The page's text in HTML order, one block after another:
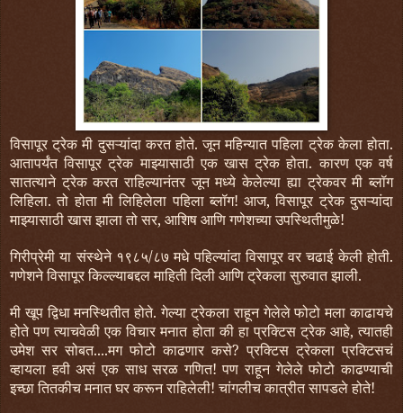
विसापूर ट्रेक मी दुसऱ्यांदा करत होते. जून महिन्यात पहिला ट्रेक केला होता.
आतापर्यंत विसापूर ट्रेक माझ्यासाठी एक खास ट्रेक होता. कारण एक वर्ष
सातत्याने ट्रेक करत राहिल्यानंतर जून मध्ये केलेल्या ह्या ट्रेकवर मी ब्लॉग
लिहिला. तो होता मी लिहिलेला पहिला ब्लॉग! आज, विसापूर ट्रेक दुसऱ्यांदा
माझ्यासाठी खास झाला तो सर, आशिष आणि गणेशच्या उपस्थितीमुळे!
गिरीप्रेमी या संस्थेने १९८५/८७ मधे पहिल्यांदा विसापूर वर चढाई केली होती.
गणेशने विसापूर किल्ल्याबद्दल माहिती दिली आणि ट्रेकला सुरुवात झाली.
मी खूप द्विधा मनस्थितीत होते. गेल्या ट्रेकला राहून गेलेले फोटो मला काढायचे
होते पण त्याचवेळी एक विचार मनात होता की हा प्रक्टिस ट्रेक आहे, त्यातही
उमेश सर सोबत....मग फोटो काढणार कसे? प्रक्टिस ट्रेकला प्रक्टिसचं
व्हायला हवी असं एक साध सरळ गणित! पण राहून गेलेले फोटो काढण्याची
इच्छा तितकीच मनात घर करून राहिलेली! चांगलीच कात्रीत सापडले होते!